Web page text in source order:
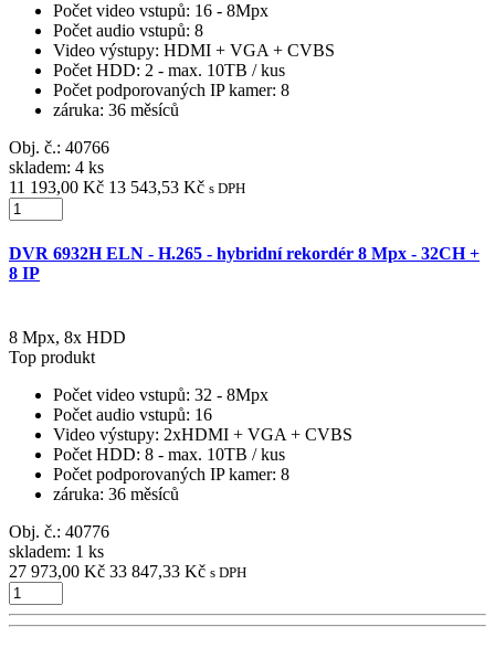
Počet video vstupů: 16 - 8Mpx
Počet audio vstupů: 8
Video výstupy: HDMI + VGA + CVBS
Počet HDD: 2 - max. 10TB / kus
Počet podporovaných IP kamer: 8
záruka: 36 měsíců
Obj. č.: 40766
skladem: 4 ks
11 193,00 Kč 13 543,53 Kč s DPH
DVR 6932H ELN - H.265 - hybridní rekordér 8 Mpx - 32CH +
8 IP
8 Mpx, 8x HDD
Top produkt
Počet video vstupů: 32 - 8Mpx
Počet audio vstupů: 16
Video výstupy: 2xHDMI + VGA + CVBS
Počet HDD: 8 - max. 10TB / kus
Počet podporovaných IP kamer: 8
záruka: 36 měsíců
Obj. č.: 40776
skladem: 1 ks
27 973,00 Kč 33 847,33 Kč s DPH